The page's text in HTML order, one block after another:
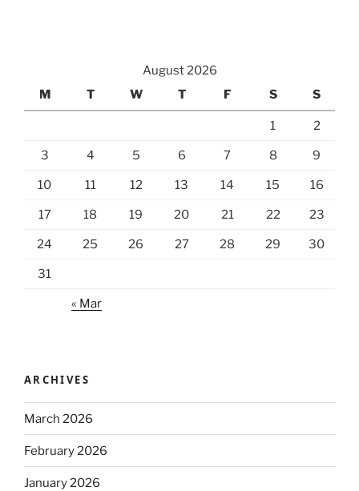
August 2026
M
T W T F S S
1 2
3 4 5 6 7 8 9
10 11 12 13 14 15 16
17 18 19 20 21 22 23
24 25 26 27 28 29 30
31
« Mar
ARCHIVES
March 2026
February 2026
January 2026